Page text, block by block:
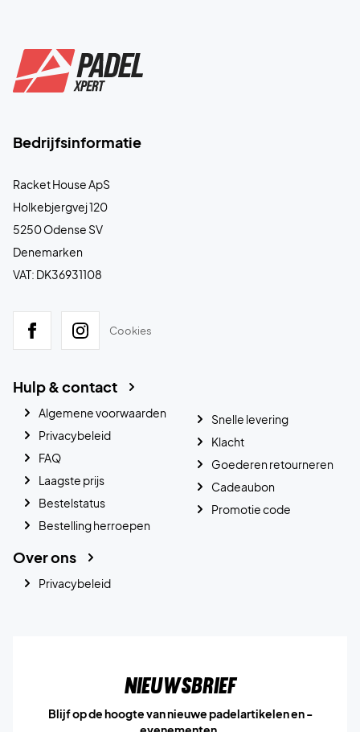
Bedrijfsinformatie
Racket House ApS
Holkebjergvej 120
5250 Odense SV
Denemarken
VAT: DK36931108
Cookies
Hulp & contact
Algemene voorwaarden
Privacybeleid
FAQ
Laagste prijs
Bestelstatus
Bestelling herroepen
Snelle levering
Klacht
Goederen retourneren
Cadeaubon
Promotie code
Over ons
Privacybeleid
Nieuwsbrief
Blijf op de hoogte van nieuwe padelartikelen en -